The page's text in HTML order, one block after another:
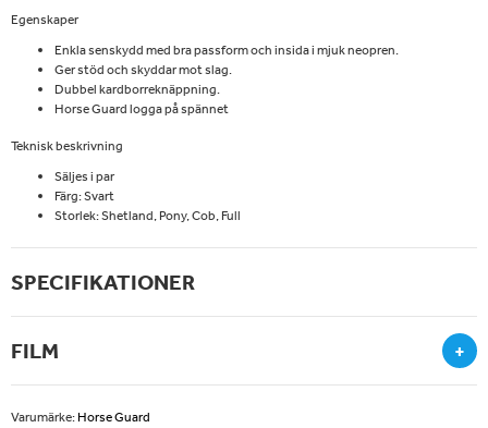
Egenskaper
Enkla senskydd med bra passform och insida i mjuk neopren.
Ger stöd och skyddar mot slag.
Dubbel kardborreknäppning.
Horse Guard logga på spännet
Teknisk beskrivning
Säljes i par
Färg: Svart
Storlek: Shetland, Pony, Cob, Full
SPECIFIKATIONER
FILM +
Varumärke:Horse Guard